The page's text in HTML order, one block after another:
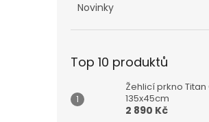
Novinky
Top 10 produktů
Žehlicí prkno Titan
135x45cm
2 890 Kč